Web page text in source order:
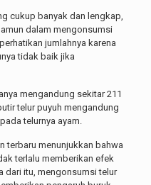
cukup banyak dan lengkap,
dalam mengonsumsi
jumlahnya karena
tidak baik jika
mengandung sekitar 211
telur puyuh mengandung
telurnya ayam.
terbaru menunjukkan bahwa
terlalu memberikan efek
dari itu, mengonsumsi telur